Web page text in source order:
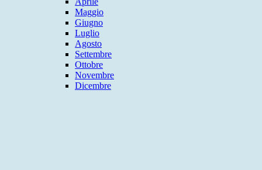
Maggio
Giugno
Luglio
Agosto
Settembre
Ottobre
Novembre
Dicembre